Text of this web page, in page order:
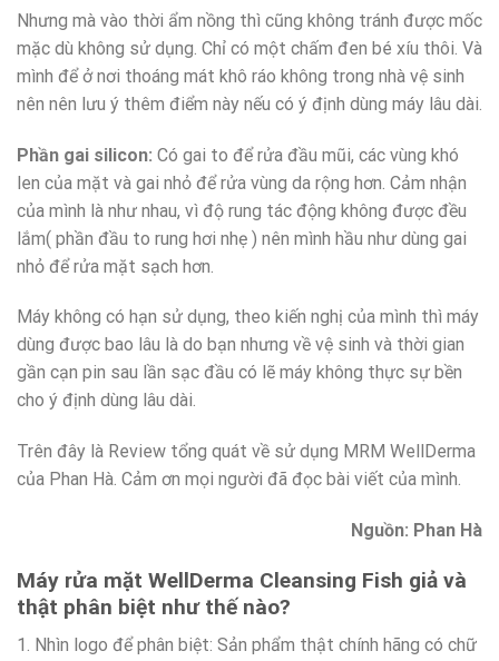
Nhưng mà vào thời ẩm nồng thì cũng không tránh được mốc
mặc dù không sử dụng. Chỉ có một chấm đen bé xíu thôi. Và
mình để ở nơi thoáng mát khô ráo không trong nhà vệ sinh
nên nên lưu ý thêm điểm này nếu có ý định dùng máy lâu dài.
Phần gai silicon: Có gai to để rửa đầu mũi, các vùng khó
len của mặt và gai nhỏ để rửa vùng da rộng hơn. Cảm nhận
của mình là như nhau, vì độ rung tác động không được đều
lắm( phần đầu to rung hơi nhẹ ) nên mình hầu như dùng gai
nhỏ để rửa mặt sạch hơn.
Máy không có hạn sử dụng, theo kiến nghị của mình thì máy
dùng được bao lâu là do bạn nhưng về vệ sinh và thời gian
gần cạn pin sau lần sạc đầu có lẽ máy không thực sự bền
cho ý định dùng lâu dài.
Trên đây là Review tổng quát về sử dụng MRM WellDerma
của Phan Hà. Cảm ơn mọi người đã đọc bài viết của mình.
Nguồn: Phan Hà
Máy rửa mặt WellDerma Cleansing Fish giả và
thật phân biệt như thế nào?
1. Nhìn logo để phân biệt: Sản phẩm thật chính hãng có chữ